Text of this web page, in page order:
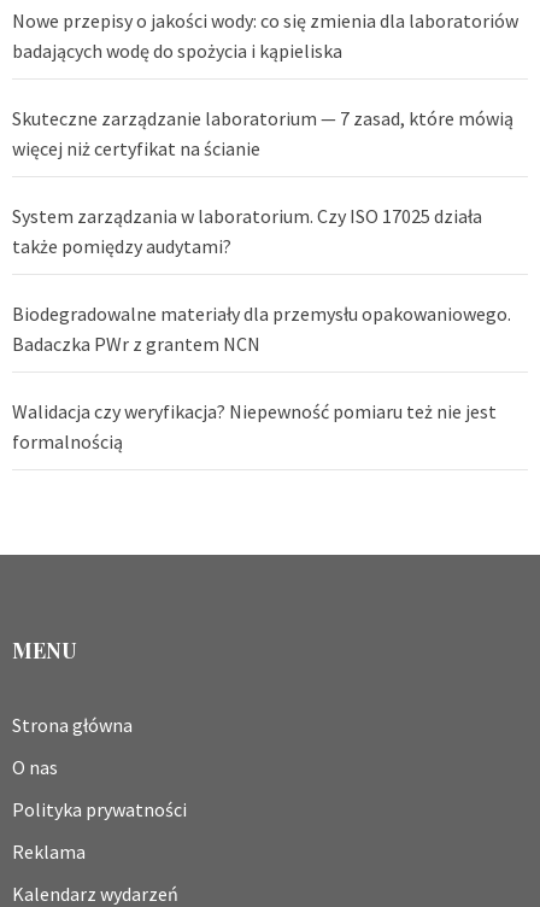
Nowe przepisy o jakości wody: co się zmienia dla laboratoriów
badających wodę do spożycia i kąpieliska
Skuteczne zarządzanie laboratorium — 7 zasad, które mówią
więcej niż certyfikat na ścianie
System zarządzania w laboratorium. Czy ISO 17025 działa
także pomiędzy audytami?
Biodegradowalne materiały dla przemysłu opakowaniowego.
Badaczka PWr z grantem NCN
Walidacja czy weryfikacja? Niepewność pomiaru też nie jest
formalnością
MENU
Strona główna
O nas
Polityka prywatności
Reklama
Kalendarz wydarzeń